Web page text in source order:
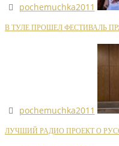
pochemuchka2011
В ТУЛЕ ПРОШЕЛ ФЕСТИВАЛЬ
pochemuchka2011
ЛУЧШИЙ РАДИО ПРОЕКТ О